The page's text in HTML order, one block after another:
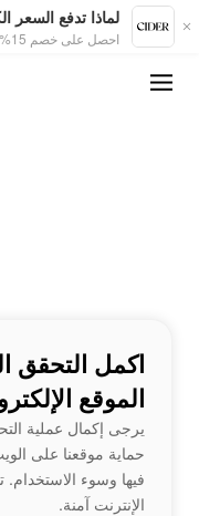
لماذا تدفع السعر
احصل على خصم 15% في التطبيق
اكمل التحقق
الموقع
يرجى إكمال عملية
حماية موقعنا على
فيها وسوء
الإنترنت آمنة.